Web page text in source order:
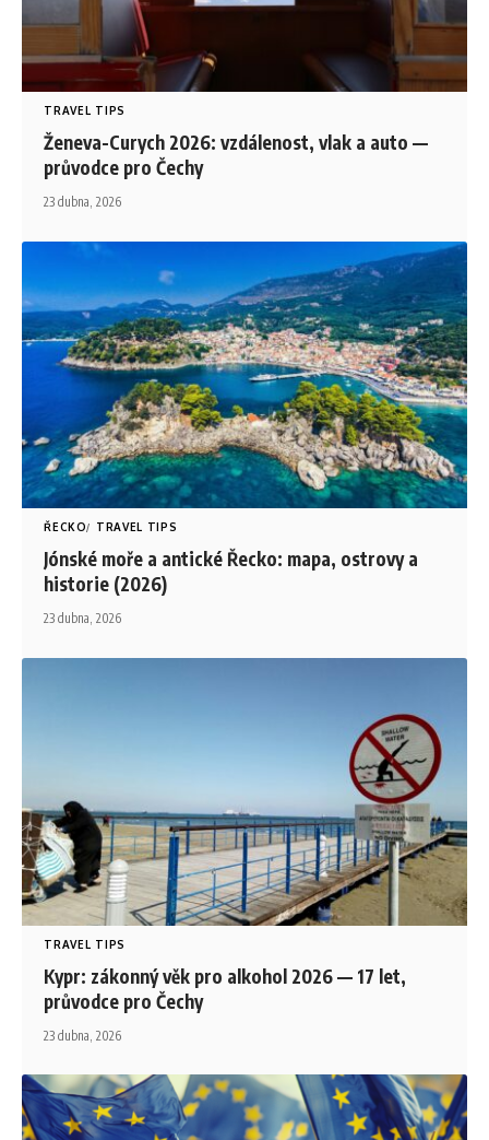
TRAVEL TIPS
Ženeva-Curych 2026: vzdálenost, vlak a auto —
průvodce pro Čechy
23 dubna, 2026
ŘECKO TRAVEL TIPS
Jónské moře a antické Řecko: mapa, ostrovy a
historie (2026)
23 dubna, 2026
TRAVEL TIPS
Kypr: zákonný věk pro alkohol 2026 — 17 let,
průvodce pro Čechy
23 dubna, 2026